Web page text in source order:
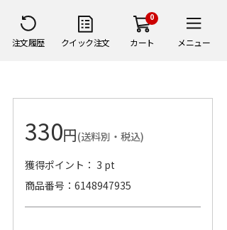
注文履歴 クイック注文
0
カート メニュー
330円(送料別・税込)
獲得ポイント： 3 pt
商品番号
6148947935